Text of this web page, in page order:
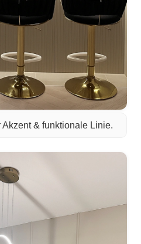
& funktionale Linie.